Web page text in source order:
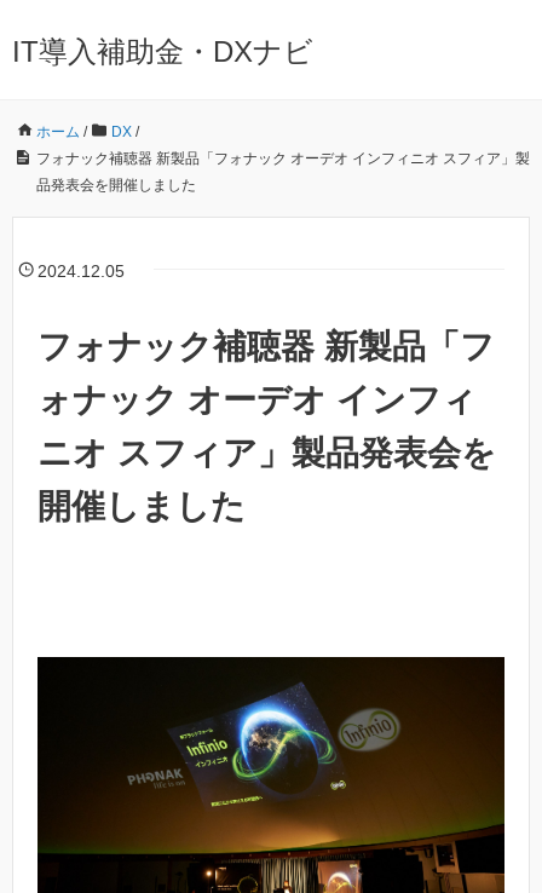
IT導入補助金・DXナビ
ホーム / DX /
フォナック補聴器 新製品「フォナック オーデオ インフィニオ スフィア」製
品発表会を開催しました
2024.12.05
フォナック補聴器 新製品「フ
ォナック オーデオ インフィ
ニオ スフィア」製品発表会を
開催しました